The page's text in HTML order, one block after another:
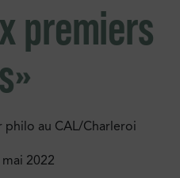
premiers
philo au CAL/Charleroi
mai 2022